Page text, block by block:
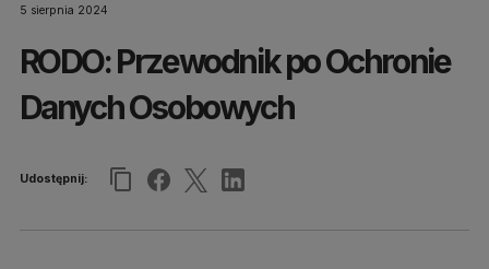
5 sierpnia 2024
RODO: Przewodnik po Ochronie
Danych Osobowych
Udostępnij: